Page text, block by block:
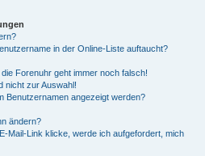
in der Online-Liste auftaucht?
Forenuhr geht immer noch falsch!
nicht zur Auswahl!
Benutzernamen angezeigt werden?
ändern?
Mail-Link klicke, werde ich aufgefordert, mich